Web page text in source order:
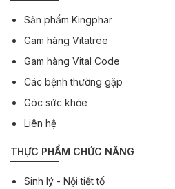
Sản phẩm Kingphar
Gam hàng Vitatree
Gam hàng Vital Code
Các bệnh thường gặp
Góc sức khỏe
Liên hệ
THỰC PHẨM CHỨC NĂNG
Sinh lý - Nội tiết tố